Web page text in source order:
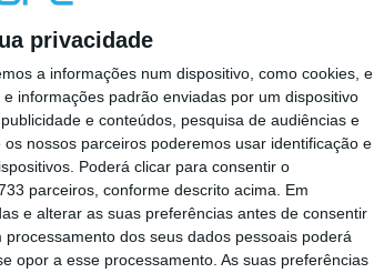
privacidade
a informações num dispositivo, como cookies, e
informações padrão enviadas por um dispositivo
e conteúdos, pesquisa de audiências e
nossos parceiros poderemos usar identificação e
Poderá clicar para consentir o
parceiros, conforme descrito acima. Em
e alterar as suas preferências antes de consentir
dos seus dados pessoais poderá
opor a esse processamento. As suas preferências
com o ambiente, o
enraizado num
falta de condições a
uma mina de lítio
e pode esperá-lo.